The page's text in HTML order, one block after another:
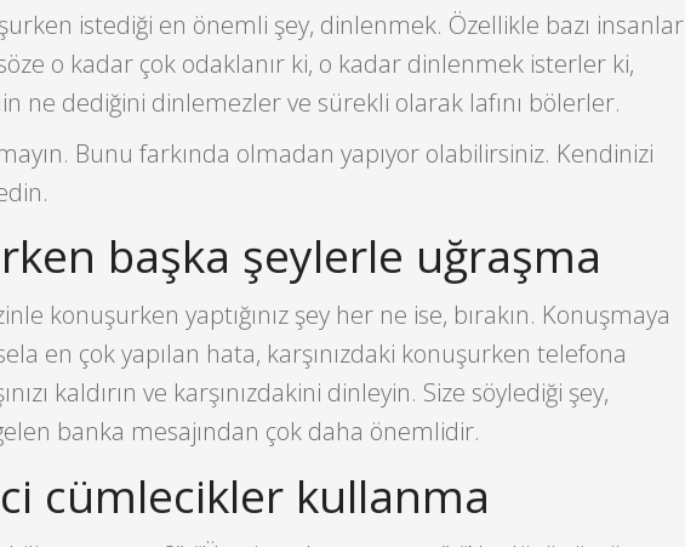
istediği en önemli şey, dinlenmek. Özellikle bazı insanlar
o kadar çok odaklanır ki, o kadar dinlenmek isterler ki,
ne dediğini dinlemezler ve sürekli olarak lafını bölerler.
Bunu farkında olmadan yapıyor olabilirsiniz. Kendinizi
başka şeylerle uğraşma
konuşurken yaptığınız şey her ne ise, bırakın. Konuşmaya
en çok yapılan hata, karşınızdaki konuşurken telefona
kaldırın ve karşınızdakini dinleyin. Size söylediği şey,
banka mesajından çok daha önemlidir.
cümlecikler kullanma